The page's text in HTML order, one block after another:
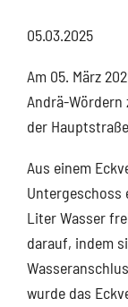
05.03.2025
Am 05. März
Andrä-Wördern
der
Aus einem
Untergeschoss
Liter Wasser
darauf, indem
wurde das